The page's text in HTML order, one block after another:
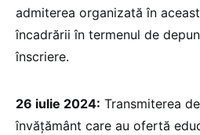
admiterea organizată în
încadrării în termenul de
înscriere.
26 iulie 2024: Transmiterea
învățământ care au ofertă